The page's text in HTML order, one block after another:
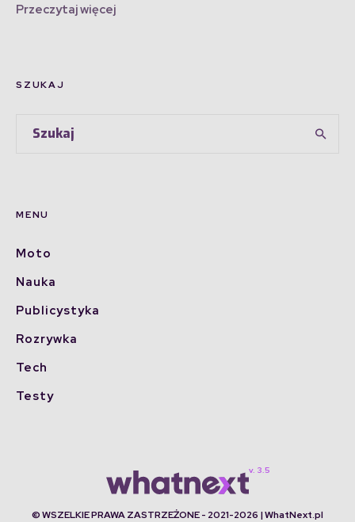
Przeczytaj więcej
SZUKAJ
MENU
Moto
Nauka
Publicystyka
Rozrywka
Tech
Testy
© WSZELKIE PRAWA ZASTRZEŻONE - 2021-2026 | WhatNext.pl